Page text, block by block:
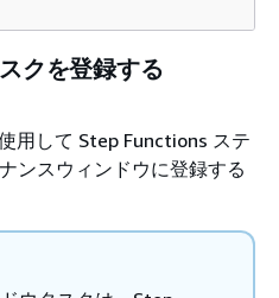
クを登録する
用して Step Functions ステ
ンスウィンドウに登録する